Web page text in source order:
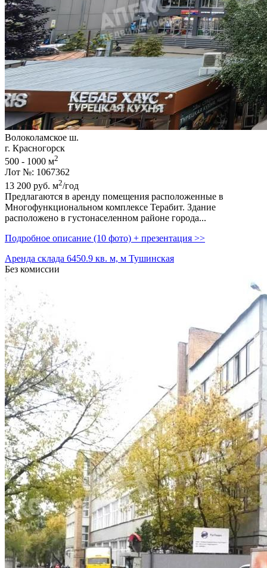
Волоколамское ш.
г. Красногорск
500 - 1000 м2
Лот №: 1067362
13 200 руб. м2/год
Предлагаются в аренду помещения расположенные в
Многофункциональном комплексе Терабит. Здание
расположено в густонаселенном районе города...
Подробное описание (10 фото) + презентация >>
Аренда склада 6450.9 кв. м, м Тушинская
Без комиссии